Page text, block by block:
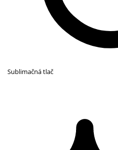
Sublimačná tlač